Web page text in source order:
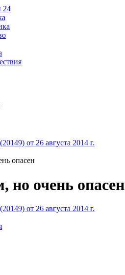
24
от 26 августа 2014 г.
опасен
но очень опасен
от 26 августа 2014 г.